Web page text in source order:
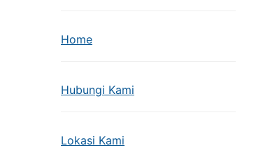
Home
Hubungi Kami
Lokasi Kami